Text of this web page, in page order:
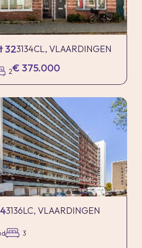
323134CL, VLAARDINGEN
2€ 375.000
3136LC, VLAARDINGEN
3